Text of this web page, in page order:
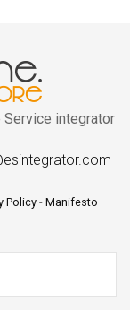
Service integrator
Policy- Manifesto